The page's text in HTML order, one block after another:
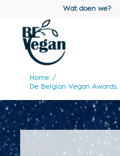
Wat doen we?
Home /
De Belgian Vegan